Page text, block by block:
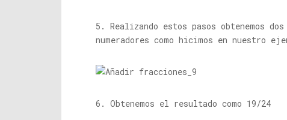
5. Realizando estos pasos obtenemos
numeradores como hicimos en nuestro
6. Obtenemos el resultado como 19/24